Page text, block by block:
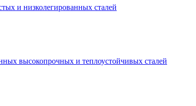
и низколегированных сталей
высокопрочных и теплоустойчивых сталей